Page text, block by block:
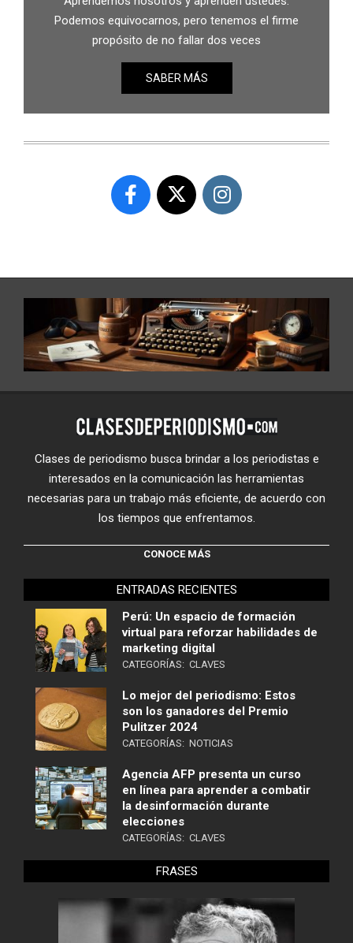
Podemos equivocarnos, pero tenemos el firme
propósito de no fallar dos veces
SABER MÁS
Clases de periodismo busca brindar a los periodistas e
interesados en la comunicación las herramientas
necesarias para un trabajo más eficiente, de acuerdo con
los tiempos que enfrentamos.
CONOCE MÁS
ENTRADAS RECIENTES
Perú: Un espacio de formación
virtual para reforzar habilidades de
marketing digital
CATEGORÍAS: CLAVES
Lo mejor del periodismo: Estos
son los ganadores del Premio
Pulitzer 2024
CATEGORÍAS: NOTICIAS
Agencia AFP presenta un curso
en línea para aprender a combatir
la desinformación durante
elecciones
CATEGORÍAS: CLAVES
FRASES